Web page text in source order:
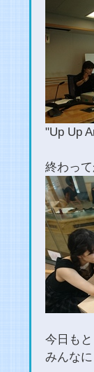
"Up Up
終わっ
今日も
みんな